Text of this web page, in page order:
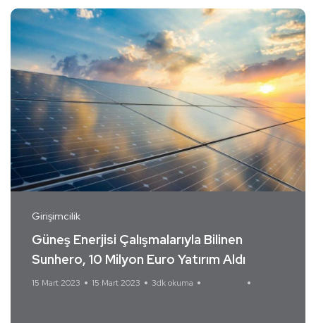
Girişimcilik
Güneş Enerjisi Çalışmalarıyla Bilinen
Sunhero, 10 Milyon Euro Yatırım Aldı
15 Mart 2023 15 Mart 2023 3dk okuma